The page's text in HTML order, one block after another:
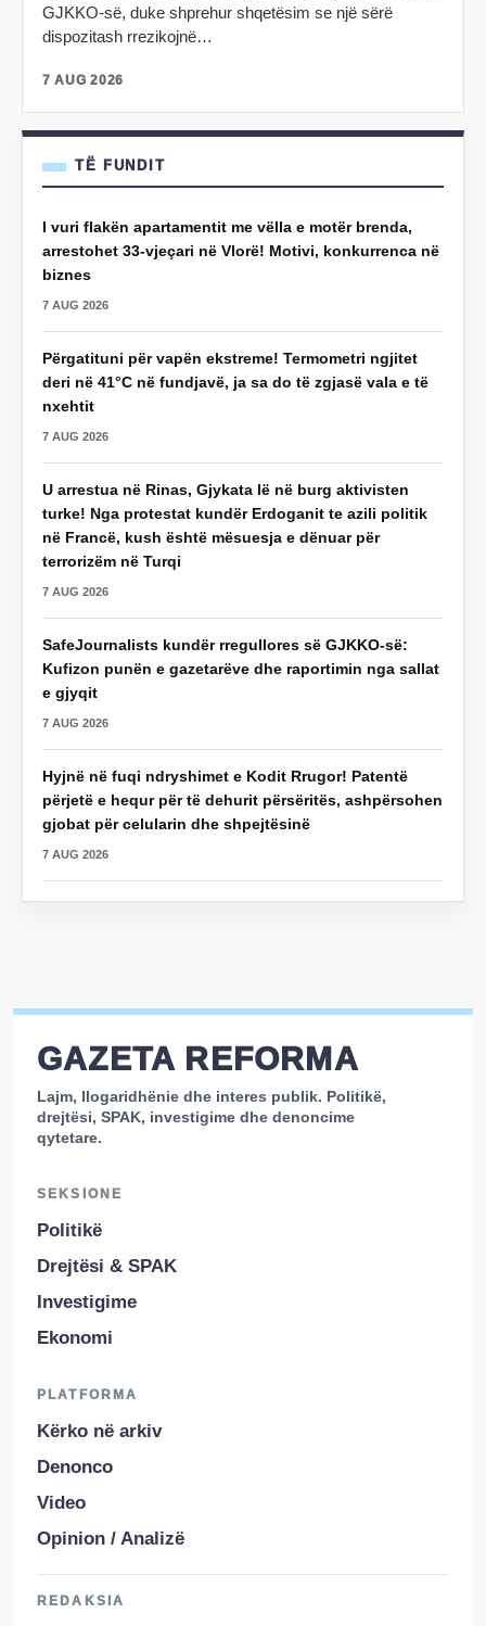
GJKKO-së, duke shprehur shqetësim se një sërë
dispozitash rrezikojnë…
7 AUG 2026
TË FUNDIT
I vuri flakën apartamentit me vëlla e motër brenda,
arrestohet 33-vjeçari në Vlorë! Motivi, konkurrenca në
biznes
7 AUG 2026
Përgatituni për vapën ekstreme! Termometri ngjitet
deri në 41°C në fundjavë, ja sa do të zgjasë vala e të
nxehtit
7 AUG 2026
U arrestua në Rinas, Gjykata lë në burg aktivisten
turke! Nga protestat kundër Erdoganit te azili politik
në Francë, kush është mësuesja e dënuar për
terrorizëm në Turqi
7 AUG 2026
SafeJournalists kundër rregullores së GJKKO-së:
Kufizon punën e gazetarëve dhe raportimin nga sallat
e gjyqit
7 AUG 2026
Hyjnë në fuqi ndryshimet e Kodit Rrugor! Patentë
përjetë e hequr për të dehurit përsëritës, ashpërsohen
gjobat për celularin dhe shpejtësinë
7 AUG 2026
GAZETA REFORMA
Lajm, llogaridhënie dhe interes publik. Politikë,
drejtësi, SPAK, investigime dhe denoncime
qytetare.
SEKSIONE
Politikë
Drejtësi & SPAK
Investigime
Ekonomi
PLATFORMA
Kërko në arkiv
Denonco
Video
Opinion / Analizë
REDAKSIA